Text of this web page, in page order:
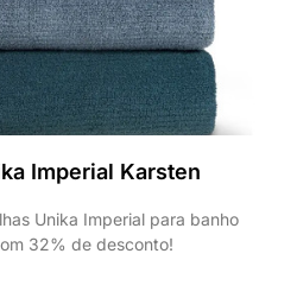
Imperial Karsten
Unika Imperial para banho
32% de desconto!